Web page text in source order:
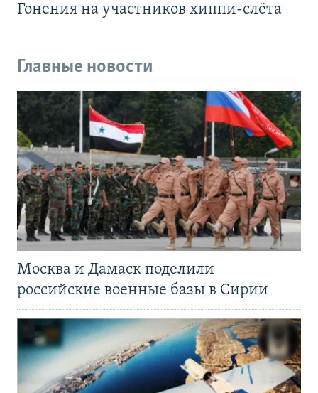
Гонения на участников хиппи-слёта
Главные новости
Москва и Дамаск поделили
российские военные базы в Сирии